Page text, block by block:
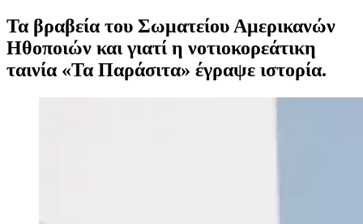
Τα βραβεία του Σωματείου Αμερικανών
Ηθοποιών και γιατί η νοτιοκορεάτικη
ταινία «Τα Παράσιτα» έγραψε ιστορία.